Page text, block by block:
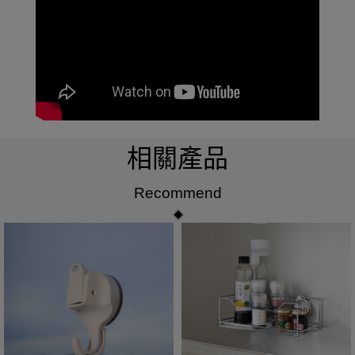
相關產品
Recommend